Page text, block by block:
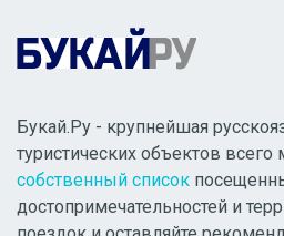
Букай.Ру - крупнейшая
туристических объектов всего
собственный список
достопримечательностей и